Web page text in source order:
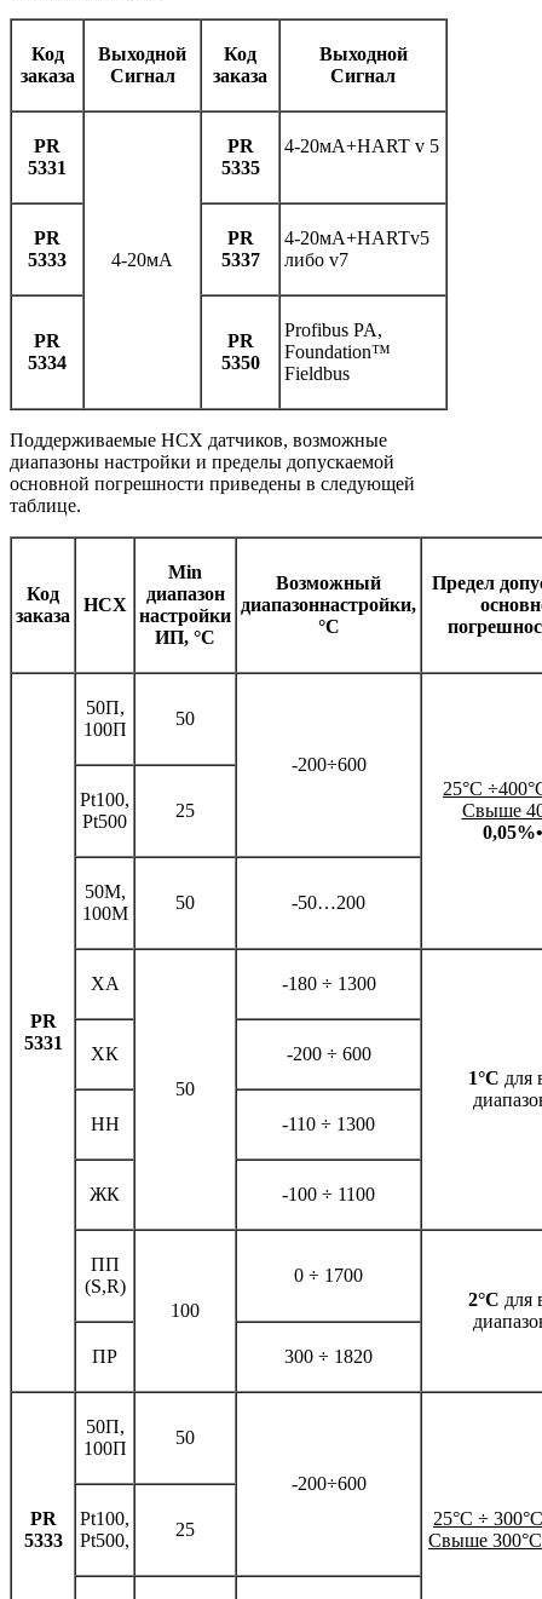
Код
заказа
Выходной
Сигнал
Код
заказа
Выходной
Сигнал
PR
5331
4-20мА
PR
5335
4-20мА+HART v 5
PR
5333
PR
5337
4-20мА+HARTv5
либо v7
PR
5334
PR
5350
Profibus PA,
Foundation™
Fieldbus
Поддерживаемые НСХ датчиков, возможные
диапазоны настройки и пределы допускаемой
основной погрешности приведены в следующей
таблице.
Код
заказа
НСХ
Min
диапазон
настройки
ИП, °С
Возможный
диапазоннастройки,
°С
Предел
PR
5331
50П,
100П
50
-200÷600
25°С ÷400°
Свыше
0,05%•
Pt100,
Pt500
25
50М,
100М
50 -50…200
ХА
50
-180 ÷ 1300
1°С для
ХК -200 ÷ 600
НН -110 ÷ 1300
ЖК -100 ÷ 1100
ПП
(S,R)
100
0 ÷ 1700
2°С для
ПР
300 ÷ 1820
PR
5333
50П,
100П
50
-200÷600
25°С ÷ 300°
Свыше 300°С
Pt100,
Pt500,
25